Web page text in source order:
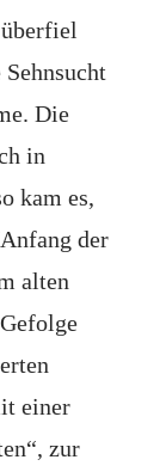
Die
in
kam es,
der
alten
einer
zur